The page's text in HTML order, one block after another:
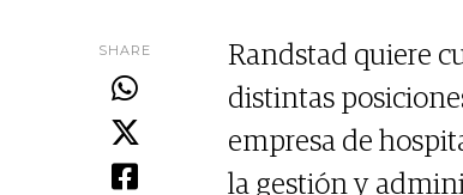
SHARE
Randstad quiere
distintas
empresa de
la gestión y